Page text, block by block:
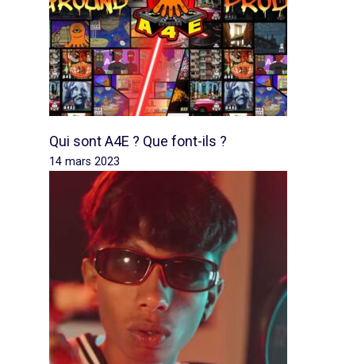
Qui sont A4E ? Que font-ils ?
14 mars 2023